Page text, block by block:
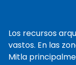
Los recursos
vastos. En las
Mitla